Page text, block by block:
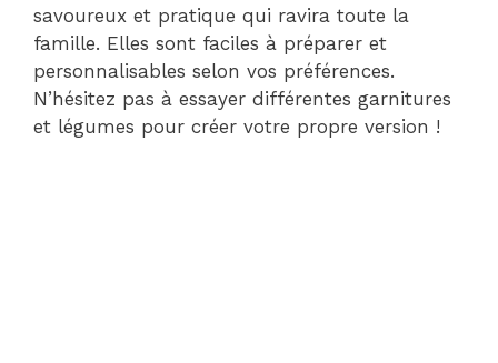
savoureux et pratique qui ravira toute la
famille. Elles sont faciles à préparer et
personnalisables selon vos préférences.
N’hésitez pas à essayer différentes garnitures
et légumes pour créer votre propre version !